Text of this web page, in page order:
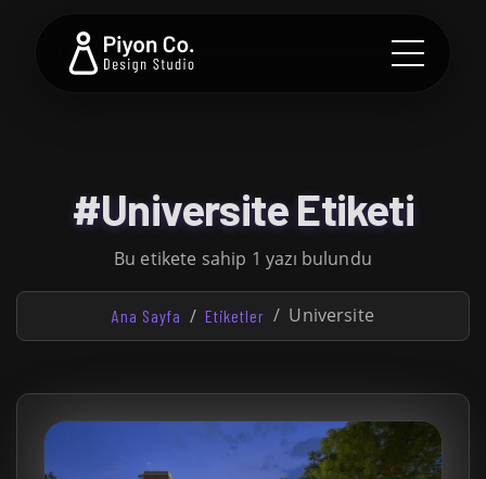
#Universite Etiketi
Bu etikete sahip 1 yazı bulundu
Ana Sayfa Etiketler Universite